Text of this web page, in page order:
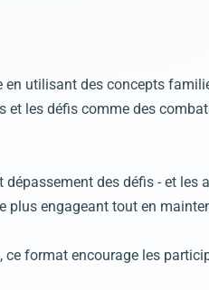
utilisant des concepts
les défis comme des
des défis - et les
plus engageant tout en
format encourage les